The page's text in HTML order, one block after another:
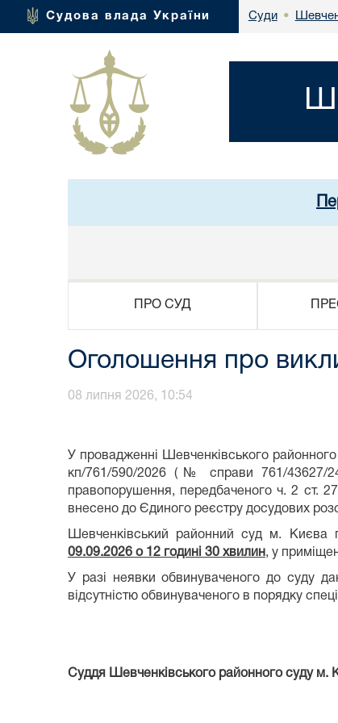
Судова влада України Суди •
ПРО СУД
Оголошення про
08 липня 2026, 10:54
У провадженні Шевченківського
кп/761/590/2026 (№ справи 761/43627/
правопорушення, передбаченого ч. 2 ст.
внесено до Єдиного реєстру досудових
Шевченківський районний суд м. Києва
09.09.2026 о 12 годині 30 хвилин, у
У разі неявки обвинуваченого до суду
відсутністю обвинуваченого в порядку
Суддя Шевченківського районного